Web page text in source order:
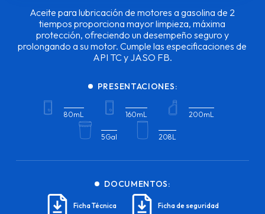
Aceite para lubricación de motores a gasolina de 2
tiempos proporciona mayor limpieza, máxima
protección, ofreciendo un desempeño seguro y
prolongando a su motor. Cumple las especificaciones de
API TC y JASO FB.
PRESENTACIONES:
80mL 160mL 200mL
5Gal 208L
DOCUMENTOS:
Ficha Técnica Ficha de seguridad